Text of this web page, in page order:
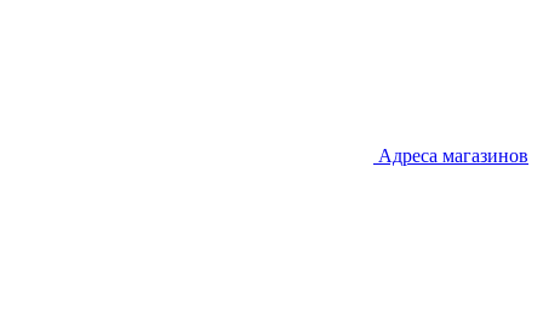
Адреса магазинов